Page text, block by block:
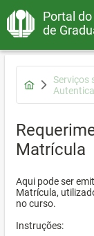
Portal
de
Serviços
Matrícula
Aqui pode ser
Matrícula,
no curso.
Instruções: